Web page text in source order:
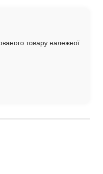
товару належної